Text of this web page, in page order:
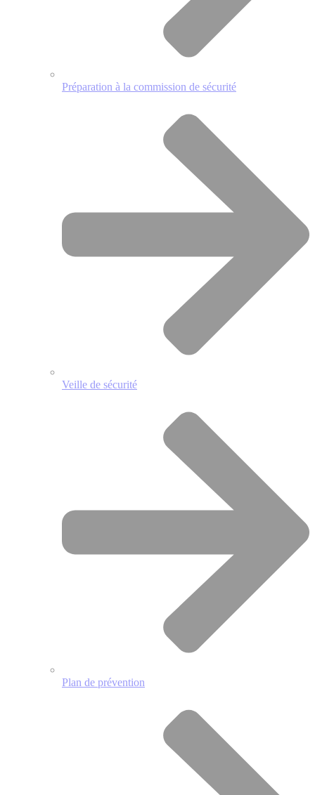
Préparation à la commission de sécurité
Veille de sécurité
Plan de prévention